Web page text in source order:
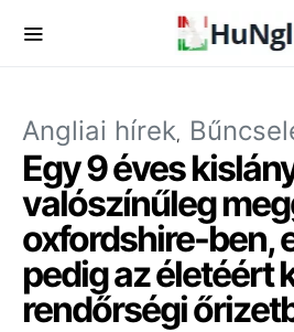
Angliai hírek
Egy 9 éves
valószínűleg
oxfordshire-ben,
pedig az életéért
rendőrségi